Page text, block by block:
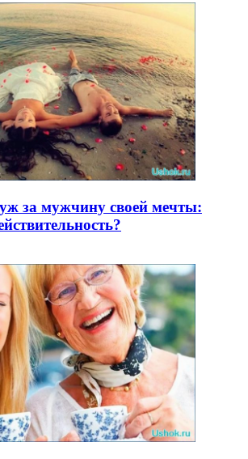
за мужчину своей мечты: